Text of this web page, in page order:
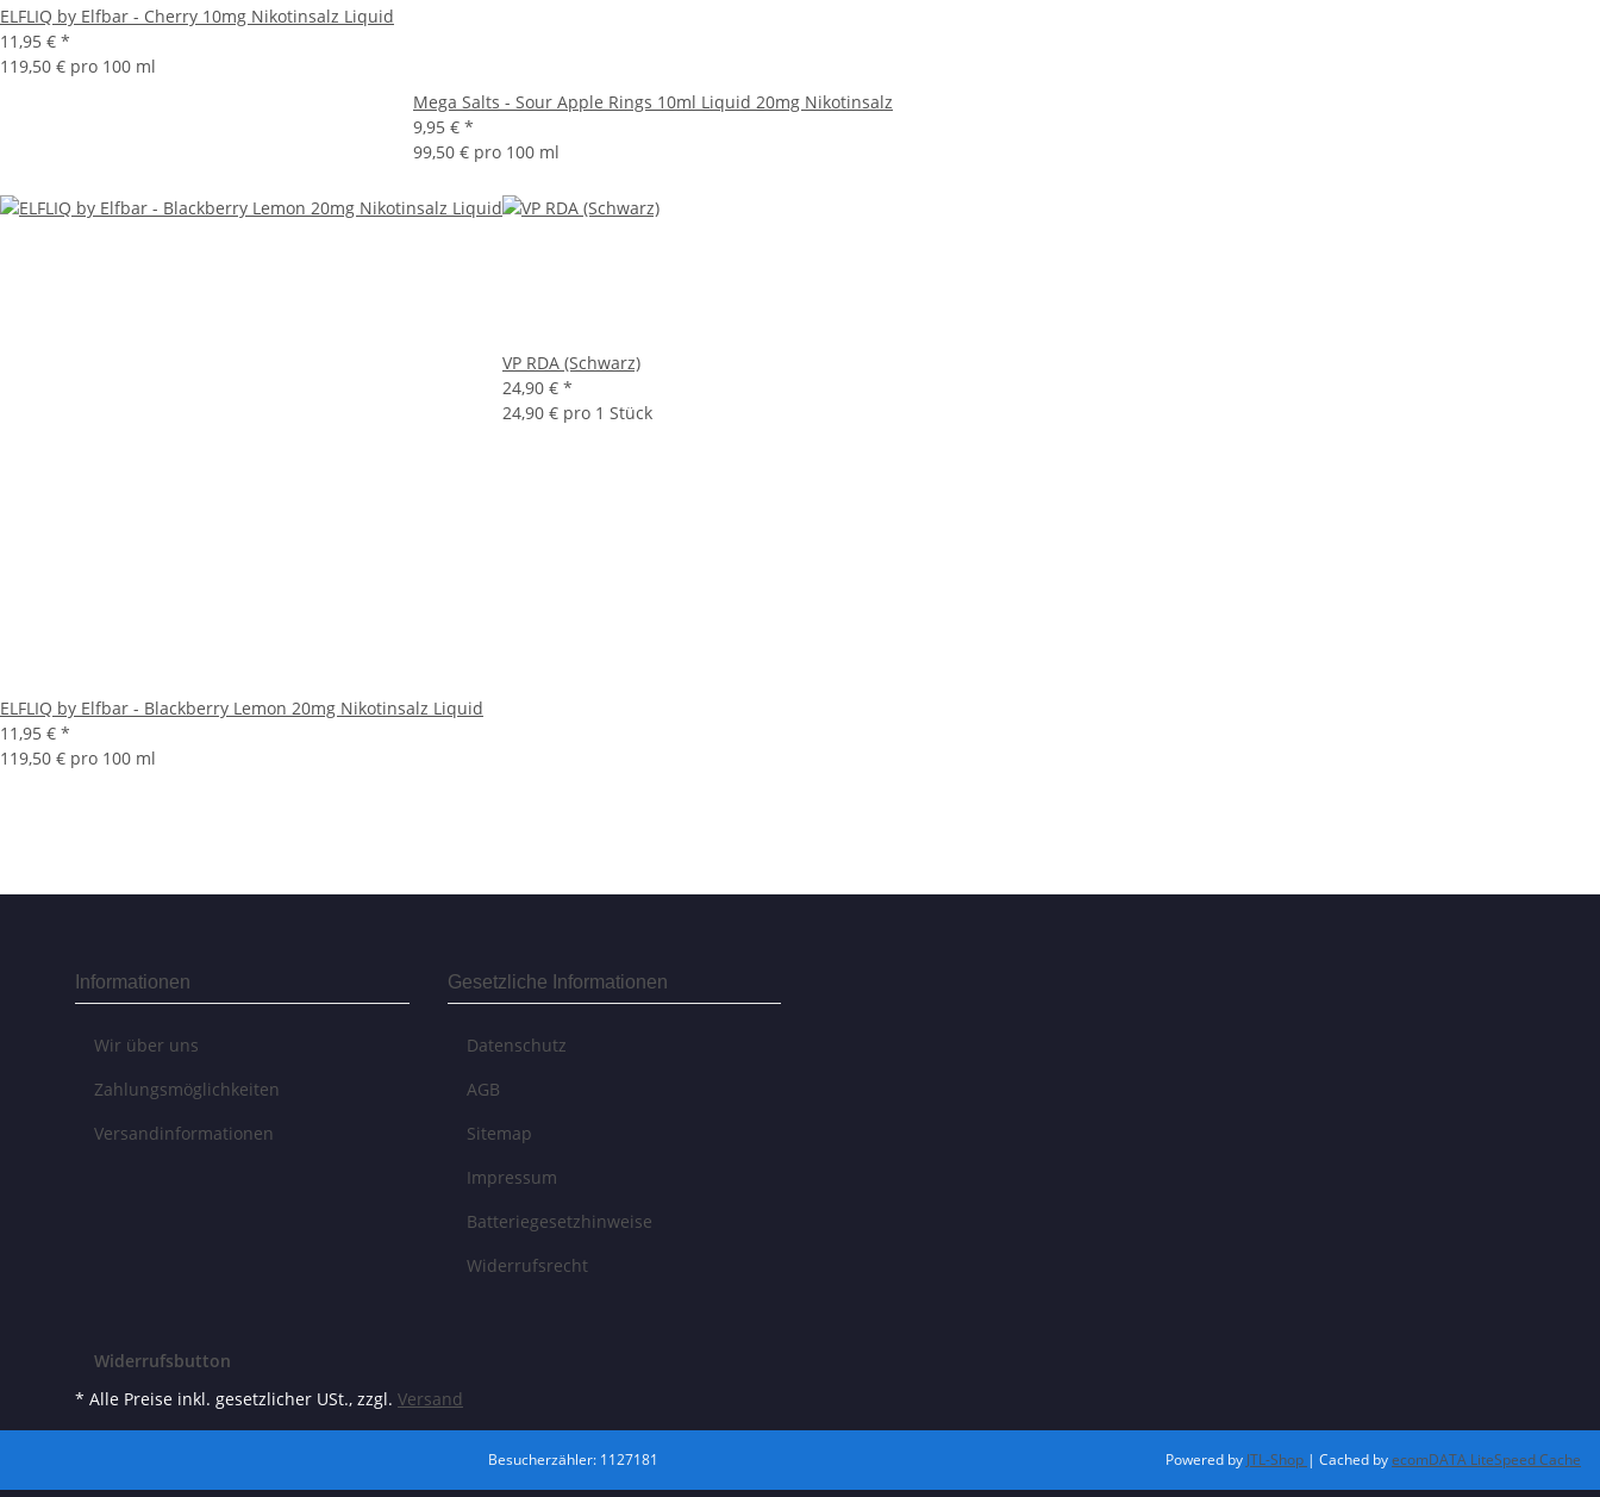
ELFLIQ by Elfbar - Cherry 10mg Nikotinsalz Liquid
11,95 € *
119,50 € pro 100 ml
Mega Salts - Sour Apple Rings 10ml Liquid 20mg Nikotinsalz
9,95 € *
99,50 € pro 100 ml
ELFLIQ by Elfbar - Blackberry Lemon 20mg Nikotinsalz Liquid
11,95 € *
119,50 € pro 100 ml
VP RDA (Schwarz)
24,90 € *
24,90 € pro 1 Stück
Informationen
Wir über uns
Zahlungsmöglichkeiten
Versandinformationen
Gesetzliche Informationen
Datenschutz
AGB
Sitemap
Impressum
Batteriegesetzhinweise
Widerrufsrecht
Widerrufsbutton
* Alle Preise inkl. gesetzlicher USt., zzgl. Versand
Besucherzähler: 1127181 Powered by JTL-Shop | Cached byecomDATA LiteSpeed Cache